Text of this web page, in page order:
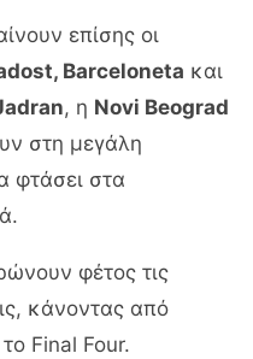
επίσης οι
Barceloneta και
, η Novi Beograd
στη μεγάλη
φτάσει στα
φέτος τις
κάνοντας από
Final Four.